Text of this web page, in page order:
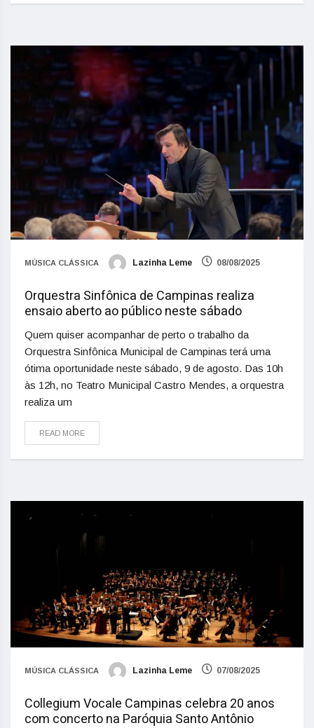
MÚSICA CLÁSSICA Lazinha Leme 08/08/2025
Orquestra Sinfônica de Campinas realiza
ensaio aberto ao público neste sábado
Quem quiser acompanhar de perto o trabalho da
Orquestra Sinfônica Municipal de Campinas terá uma
ótima oportunidade neste sábado, 9 de agosto. Das 10h
às 12h, no Teatro Municipal Castro Mendes, a orquestra
realiza um
READ MORE
MÚSICA CLÁSSICA Lazinha Leme 07/08/2025
Collegium Vocale Campinas celebra 20 anos
com concerto na Paróquia Santo Antônio